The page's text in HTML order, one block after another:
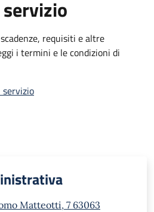
requisiti e altre
i termini e le condizioni di
servizio
Matteotti, 7 63063